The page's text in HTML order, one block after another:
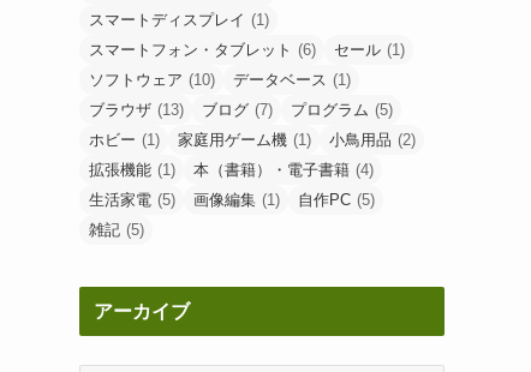
スマートディスプレイ (1)
スマートフォン・タブレット (6) セール (1)
ソフトウェア (10) データベース (1)
ブラウザ (13) ブログ (7) プログラム (5)
ホビー (1) 家庭用ゲーム機 (1) 小鳥用品 (2)
拡張機能 (1) 本（書籍）・電子書籍 (4)
生活家電 (5) 画像編集 (1) 自作PC (5)
雑記 (5)
アーカイブ